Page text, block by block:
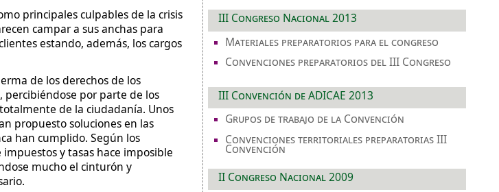
principales culpables de la crisis
campar a sus anchas para
estando, además, los cargos
de los derechos de los
percibiéndose por parte de los
de la ciudadanía. Unos
propuesto soluciones en las
han cumplido. Según los
y tasas hace imposible
mucho el cinturón y
III Congreso Nacional 2013
Materiales preparatorios para el congreso
Convenciones preparatorios del III Congreso
III Convención de ADICAE 2013
Grupos de trabajo de la Convención
Convenciones territoriales preparatorias III
Convención
II Congreso Nacional 2009